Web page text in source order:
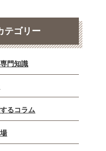
テゴリー
門知識
るコラム